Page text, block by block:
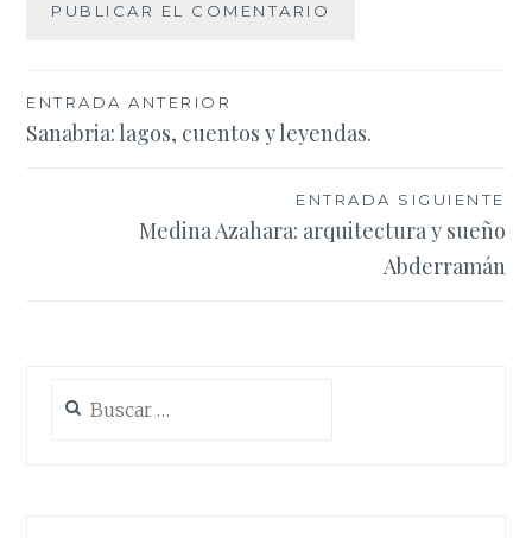
Navegación
de
ENTRADA ANTERIOR
Sanabria: lagos, cuentos y leyendas.
ENTRADA SIGUIENTE
Medina Azahara: arquitectura y sueño
Abderramán